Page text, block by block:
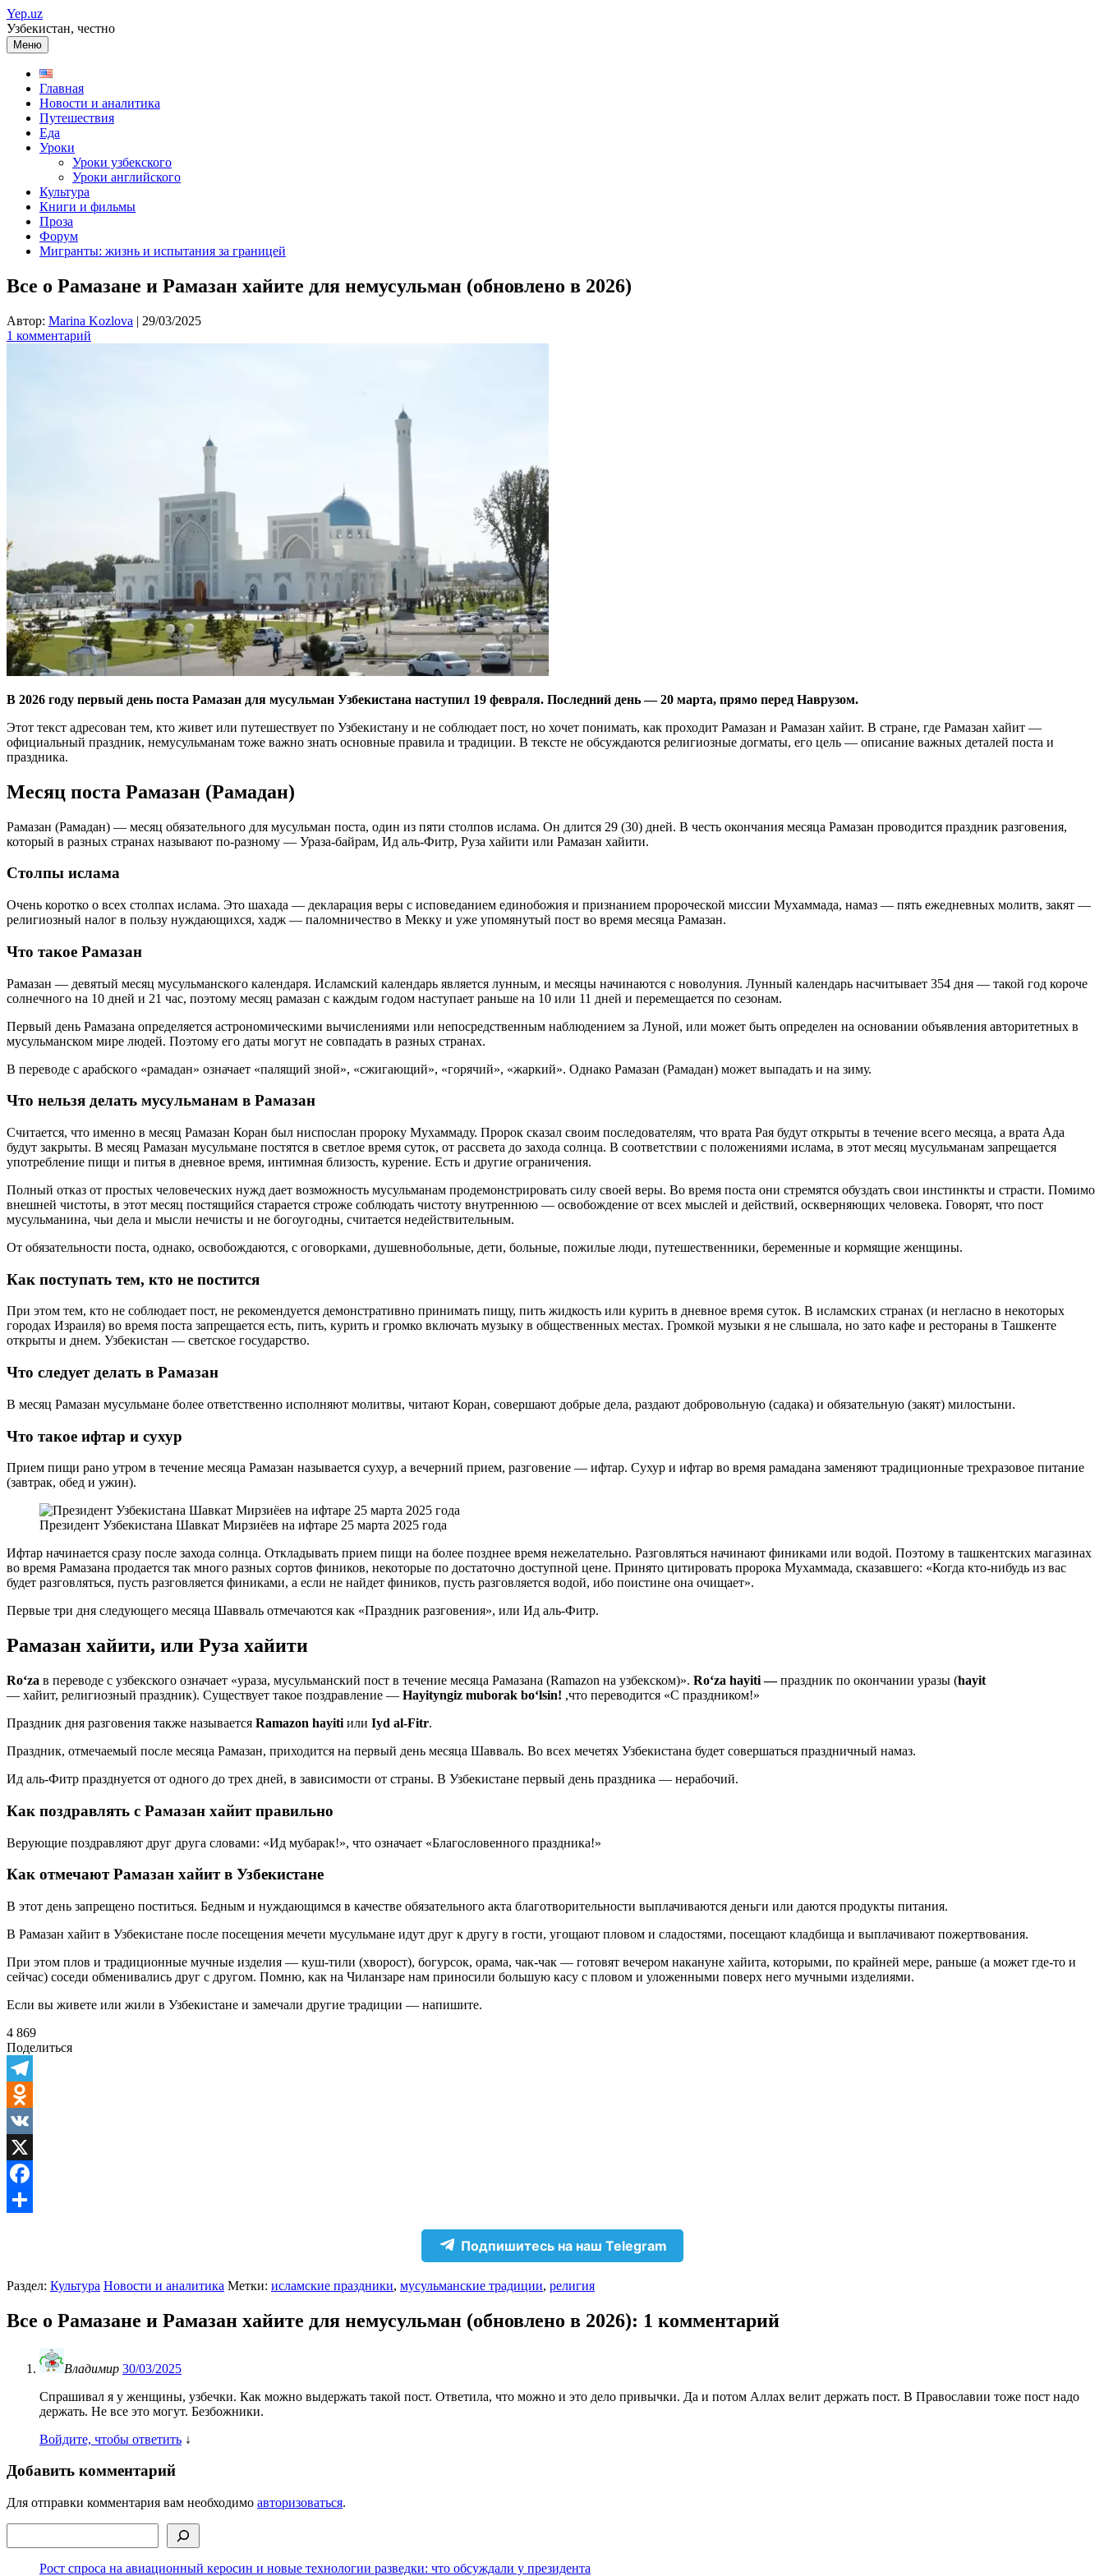
Перейти
к
содержимому
Yep.uz
Узбекистан, честно
Меню
Главная
Новости и аналитика
Путешествия
Еда
Уроки
Уроки узбекского
Уроки английского
Культура
Книги и фильмы
Проза
Форум
Мигранты: жизнь и испытания за границей
Все о Рамазане и Рамазан хайите для немусульман (обновлено в 2026)
Автор: Marina Kozlova | 29/03/2025
1 комментарий
В 2026 году первый день поста Рамазан для мусульман Узбекистана наступил 19 февраля. Последний день — 20 марта, прямо перед Наврузом.
Этот текст адресован тем, кто живет или путешествует по Узбекистану и не соблюдает пост, но хочет понимать, как проходит Рамазан и Рамазан хайит. В стране, где Рамазан хайит —
официальный праздник, немусульманам тоже важно знать основные правила и традиции. В тексте не обсуждаются религиозные догматы, его цель — описание важных деталей поста и
праздника.
Месяц поста Рамазан (Рамадан)
Рамазан (Рамадан) — месяц обязательного для мусульман поста, один из пяти столпов ислама. Он длится 29 (30) дней. В честь окончания месяца Рамазан проводится праздник разговения,
который в разных странах называют по-разному — Ураза-байрам, Ид аль-Фитр, Руза хайити или Рамазан хайити.
Столпы ислама
Очень коротко о всех столпах ислама. Это шахада — декларация веры с исповеданием единобожия и признанием пророческой миссии Мухаммада, намаз — пять ежедневных молитв, закят —
религиозный налог в пользу нуждающихся, хадж — паломничество в Мекку и уже упомянутый пост во время месяца Рамазан.
Что такое Рамазан
Рамазан — девятый месяц мусульманского календаря. Исламский календарь является лунным, и месяцы начинаются с новолуния. Лунный календарь насчитывает 354 дня — такой год короче
солнечного на 10 дней и 21 час, поэтому месяц рамазан с каждым годом наступает раньше на 10 или 11 дней и перемещается по сезонам.
Первый день Рамазана определяется астрономическими вычислениями или непосредственным наблюдением за Луной, или может быть определен на основании объявления авторитетных в
мусульманском мире людей. Поэтому его даты могут не совпадать в разных странах.
В переводе с арабского «рамадан» означает «палящий зной», «сжигающий», «горячий», «жаркий». Однако Рамазан (Рамадан) может выпадать и на зиму.
Что нельзя делать мусульманам в Рамазан
Считается, что именно в месяц Рамазан Коран был ниспослан пророку Мухаммаду. Пророк сказал своим последователям, что врата Рая будут открыты в течение всего месяца, а врата Ада
будут закрыты. В месяц Рамазан мусульмане постятся в светлое время суток, от рассвета до захода солнца. В соответствии с положениями ислама, в этот месяц мусульманам запрещается
употребление пищи и питья в дневное время, интимная близость, курение. Есть и другие ограничения.
Полный отказ от простых человеческих нужд дает возможность мусульманам продемонстрировать силу своей веры. Во время поста они стремятся обуздать свои инстинкты и страсти. Помимо
внешней чистоты, в этот месяц постящийся старается строже соблюдать чистоту внутреннюю — освобождение от всех мыслей и действий, оскверняющих человека. Говорят, что пост
мусульманина, чьи дела и мысли нечисты и не богоугодны, считается недействительным.
От обязательности поста, однако, освобождаются, с оговорками, душевнобольные, дети, больные, пожилые люди, путешественники, беременные и кормящие женщины.
Как поступать тем, кто не постится
При этом тем, кто не соблюдает пост, не рекомендуется демонстративно принимать пищу, пить жидкость или курить в дневное время суток. В исламских странах (и негласно в некоторых
городах Израиля) во время поста запрещается есть, пить, курить и громко включать музыку в общественных местах. Громкой музыки я не слышала, но зато кафе и рестораны в Ташкенте
открыты и днем. Узбекистан — светское государство.
Что следует делать в Рамазан
В месяц Рамазан мусульмане более ответственно исполняют молитвы, читают Коран, совершают добрые дела, раздают добровольную (садака) и обязательную (закят) милостыни.
Что такое ифтар и сухур
Прием пищи рано утром в течение месяца Рамазан называется сухур, а вечерний прием, разговение — ифтар. Сухур и ифтар во время рамадана заменяют традиционные трехразовое питание
(завтрак, обед и ужин).
Президент Узбекистана Шавкат Мирзиёев на ифтаре 25 марта 2025 года
Ифтар начинается сразу после захода солнца. Откладывать прием пищи на более позднее время нежелательно. Разговляться начинают финиками или водой. Поэтому в ташкентских магазинах
во время Рамазана продается так много разных сортов фиников, некоторые по достаточно доступной цене. Принято цитировать пророка Мухаммада, сказавшего: «Когда кто-нибудь из вас
будет разговляться, пусть разговляется финиками, а если не найдет фиников, пусть разговляется водой, ибо поистине она очищает».
Первые три дня следующего месяца Шавваль отмечаются как «Праздник разговения», или Ид аль-Фитр.
Рамазан хайити, или Руза хайити
Roʻza в переводе с узбекского означает «ураза, мусульманский пост в течение месяца Рамазана (Ramazon на узбекском)». Roʻza hayiti —праздник по окончании уразы (hayit
— хайит, религиозный праздник). Существует такое поздравление — Hayityngiz muborak boʻlsin! ,что переводится «С праздником!»
Праздник дня разговения также называется Ramazon hayiti или Iyd al-Fitr.
Праздник, отмечаемый после месяца Рамазан, приходится на первый день месяца Шавваль. Во всех мечетях Узбекистана будет совершаться праздничный намаз.
Ид аль-Фитр празднуется от одного до трех дней, в зависимости от страны. В Узбекистане первый день праздника — нерабочий.
Как поздравлять с Рамазан хайит правильно
Верующие поздравляют друг друга словами: «Ид мубарак!», что означает «Благословенного праздника!»
Как отмечают Рамазан хайит в Узбекистане
В этот день запрещено поститься. Бедным и нуждающимся в качестве обязательного акта благотворительности выплачиваются деньги или даются продукты питания.
В Рамазан хайит в Узбекистане после посещения мечети мусульмане идут друг к другу в гости, угощают пловом и сладостями, посещают кладбища и выплачивают пожертвования.
При этом плов и традиционные мучные изделия — куш-тили (хворост), богурсок, орама, чак-чак — готовят вечером накануне хайита, которыми, по крайней мере, раньше (а может где-то и
сейчас) соседи обменивались друг с другом. Помню, как на Чиланзаре нам приносили большую касу с пловом и уложенными поверх него мучными изделиями.
Если вы живете или жили в Узбекистане и замечали другие традиции — напишите.
4 869
Поделиться
Telegram
Odnoklassniki
VK
X
Facebook
Подпишитесь на наш Telegram
Раздел: Культура Новости и аналитика Метки: исламские праздники, мусульманские традиции, религия
Все о Рамазане и Рамазан хайите для немусульман (обновлено в 2026): 1 комментарий
Владимир 30/03/2025
Спрашивал я у женщины, узбечки. Как можно выдержать такой пост. Ответила, что можно и это дело привычки. Да и потом Аллах велит держать пост. В Православии тоже пост надо
держать. Не все это могут. Безбожники.
Войдите, чтобы ответить ↓
Добавить комментарий
Для отправки комментария вам необходимо авторизоваться.
Рост спроса на авиационный керосин и новые технологии разведки: что обсуждали у президента